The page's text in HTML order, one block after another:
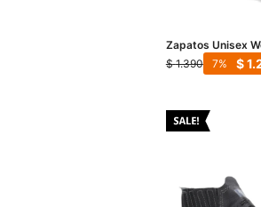
Zapatos Unisex
Dielectrico -
$ 1.390 $
7